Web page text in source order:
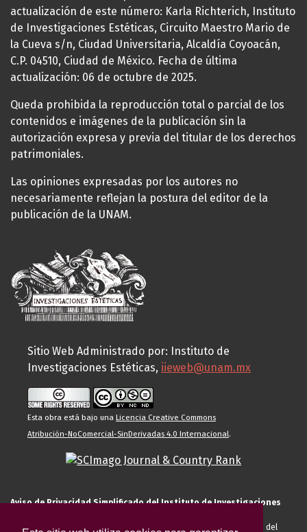
actualización de este número: Karla Richterich, Instituto
de Investigaciones Estéticas, Circuito Maestro Mario de
la Cueva s/n, Ciudad Universitaria, Alcaldía Coyoacán,
C.P. 04510, Ciudad de México. Fecha de última
actualización: 06 de octubre de 2025.
Queda prohibida la reproducción total o parcial de los
contenidos e imágenes de la publicación sin la
autorización expresa y previa del titular de los derechos
patrimoniales.
Las opiniones expresadas por los autores no
necesariamente reflejan la postura del editor de la
publicación de la UNAM.
Sitio Web Administrado por: Instituto de
Investigaciones Estéticas, iieweb@unam.mx
Esta obra está bajo una Licencia Creative Commons
Atribución-NoComercial-SinDerivadas 4.0 Internacional.
Aviso de Privacidad Simplificado del Instituto de Investigaciones
El Instituto de Investigaciones Estéticas de la UNAM, es responsable del